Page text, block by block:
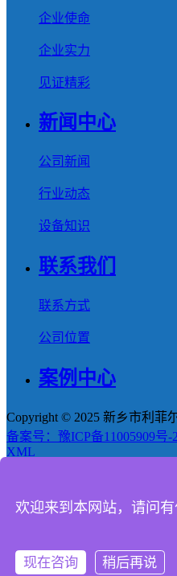
企业使命
企业实力
见证精彩
新闻中心
公司新闻
行业动态
设备知识
联系我们
联系方式
公司位置
案例中心
Copyright © 2025 新乡市利菲
备案号：豫ICP备11005909号-
XML
产品
新闻
欢迎来到本网站，请问有
现在咨询 稍后再说